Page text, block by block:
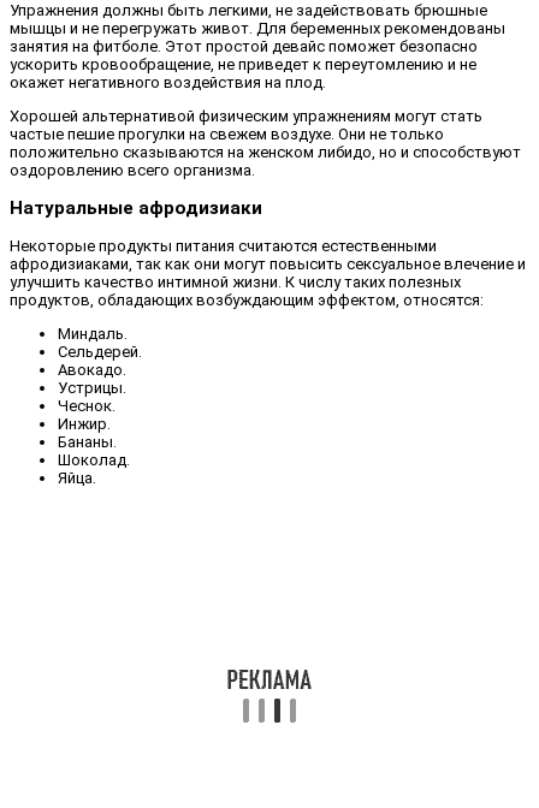
Упражнения должны быть легкими, не задействовать брюшные
мышцы и не перегружать живот. Для беременных рекомендованы
занятия на фитболе. Этот простой девайс поможет безопасно
ускорить кровообращение, не приведет к переутомлению и не
окажет негативного воздействия на плод.
Хорошей альтернативой физическим упражнениям могут стать
частые пешие прогулки на свежем воздухе. Они не только
положительно сказываются на женском либидо, но и способствуют
оздоровлению всего организма.
Натуральные афродизиаки
Некоторые продукты питания считаются естественными
афродизиаками, так как они могут повысить сексуальное влечение и
улучшить качество интимной жизни. К числу таких полезных
продуктов, обладающих возбуждающим эффектом, относятся:
Миндаль.
Сельдерей.
Авокадо.
Устрицы.
Чеснок.
Инжир.
Бананы.
Шоколад.
Яйца.